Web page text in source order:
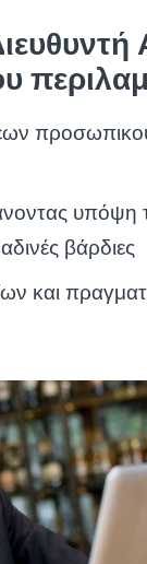
υπόψη
βάρδιες
και